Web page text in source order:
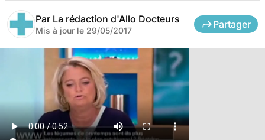
Par La rédaction d'Allo Docteurs
Mis à jour le 29/05/2017
Partager